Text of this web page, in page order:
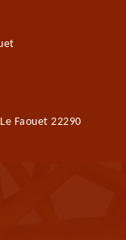
Faouet 22290